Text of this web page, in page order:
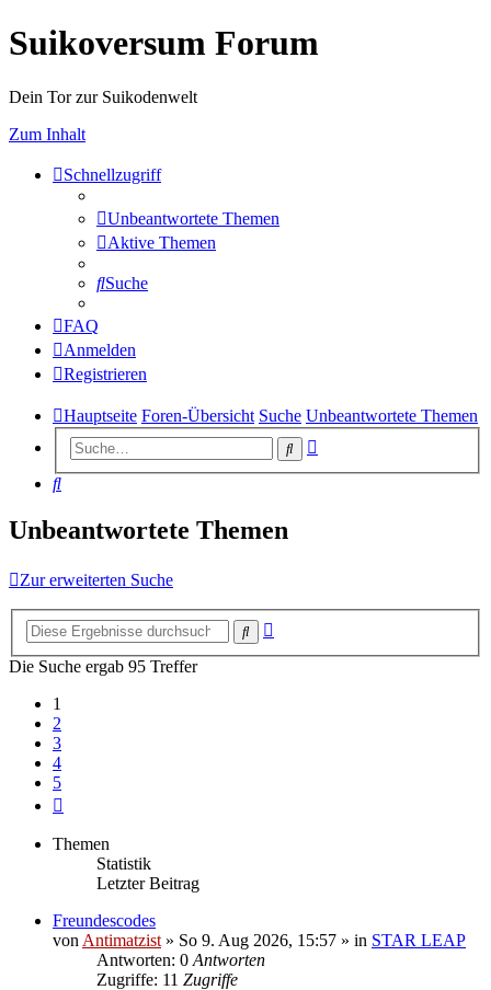
Suikoversum Forum
Dein Tor zur Suikodenwelt
Zum Inhalt
Schnellzugriff
Unbeantwortete Themen
Aktive Themen
Suche
FAQ
Anmelden
Registrieren
Hauptseite Foren-Übersicht Suche Unbeantwortete Themen
Suche
Suche
Unbeantwortete Themen
Zur erweiterten Suche
Suche
Die Suche ergab 95 Treffer
1
2
3
4
5
Themen
Statistik
Letzter Beitrag
Freundescodes
von Antimatzist » So 9. Aug 2026, 15:57 » in STAR LEAP
Antworten: 0 Antworten
Zugriffe: 11 Zugriffe